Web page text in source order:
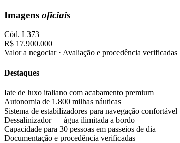
Imagens oficiais
Cód. L373
R$ 17.900.000
Valor a negociar · Avaliação e procedência verificadas
Destaques
Iate de luxo italiano com acabamento premium
Autonomia de 1.800 milhas náuticas
Sistema de estabilizadores para navegação confortável
Dessalinizador — água ilimitada a bordo
Capacidade para 30 pessoas em passeios de dia
Documentação e procedência verificadas